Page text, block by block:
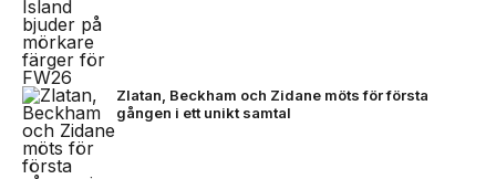
Zlatan, Beckham och Zidane möts för första
gången i ett unikt samtal